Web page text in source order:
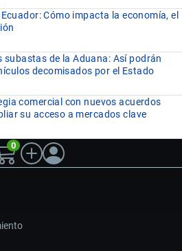
Cómo impacta la economía, el
subastas de la Aduana: Así podrán
decomisados por el Estado
comercial con nuevos acuerdos
su acceso a mercados clave
0